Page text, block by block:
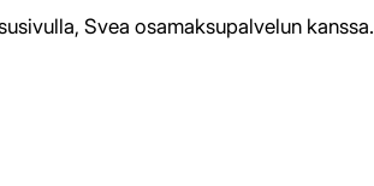
Svea osamaksupalvelun kanssa.